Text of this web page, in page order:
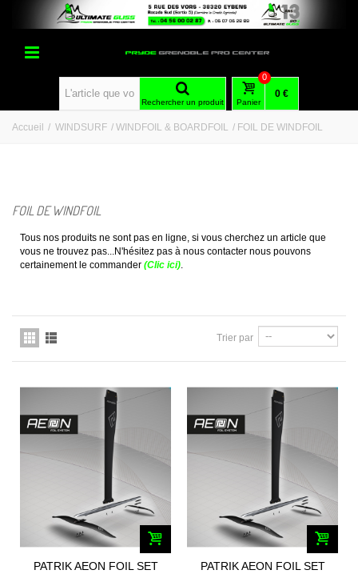
Rechercher un produit Panier
0
0 €
Accueil / WINDSURF / WINDFOIL & BOARDFOIL / FOIL DE WINDFOIL
FOIL DE WINDFOIL
Tous nos produits ne sont pas en ligne, si vous cherchez un article que
vous ne trouvez pas...N'hésitez pas à nous contacter nous pouvons
certainement le commander (Clic ici)
Trier par
PATRIK AEON FOIL SET
PATRIK AEON FOIL SET